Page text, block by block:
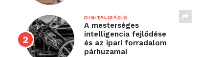
DIGITALIZÁCIÓ
A mesterséges
intelligencia fejlődése
és az ipari forradalom
párhuzamai